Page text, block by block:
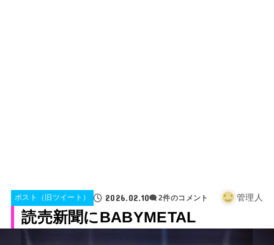
ポスト（旧ツイート） 2026.02.10 2件のコメント 管理人
読売新聞にBABYMETAL